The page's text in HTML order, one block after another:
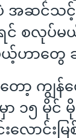
အဆင်သင့်
င် စလုပ်မ
ဟာတွေ ခ
ော့ ကျွန်တ
၁၅ မိုင်
လောင်းမ